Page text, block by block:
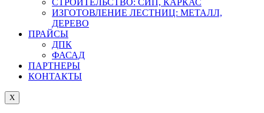
СТРОИТЕЛЬСТВО: СИП, КАРКАС
ИЗГОТОВЛЕНИЕ ЛЕСТНИЦ: МЕТАЛЛ,
ДЕРЕВО
ПРАЙСЫ
ДПК
ФАСАД
ПАРТНЕРЫ
КОНТАКТЫ
X